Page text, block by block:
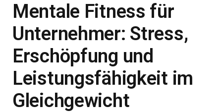
Mentale Fitness für
Unternehmer: Stress,
Erschöpfung und
Leistungsfähigkeit im
Gleichgewicht